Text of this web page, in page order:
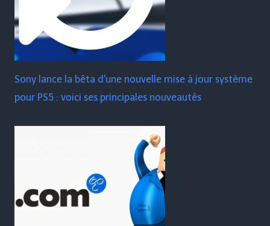
Sony lance la bêta d'une nouvelle mise à jour système
pour PS5 : voici ses principales nouveautés